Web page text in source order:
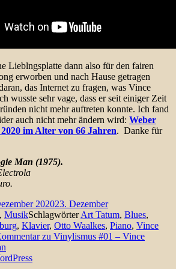
Lieblngsplatte dann also für den fairen
erworben und nach Hause getragen
das Internet zu fragen, was Vince
wusste sehr vage, dass er seit einiger Zeit
nicht mehr auftreten konnte. Ich fand
auch nicht mehr ändern wird: Weber
im Alter von 66 Jahren. Danke für
Man (1975).
202023. Dezember
, MusikSchlagwörterArt Tatum, Blues,
, Klavier, Otto Waalkes, Piano, Vince
zu Vinylismus #01 – Vince